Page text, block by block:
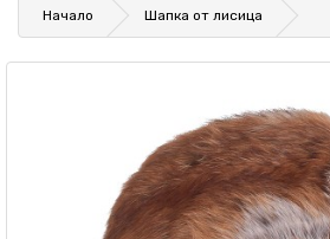
Начало Шапка от лисица